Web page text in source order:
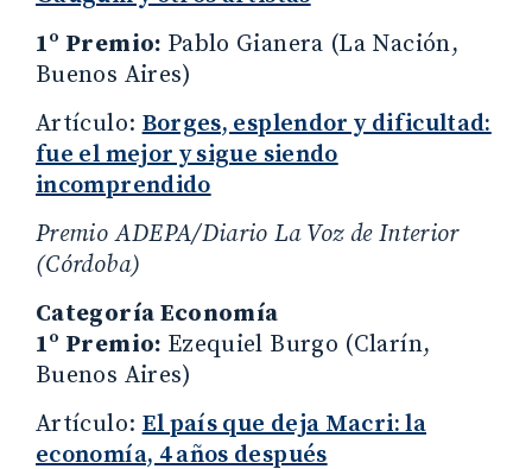
1º Premio: Pablo Gianera (La Nación,
Buenos Aires)
Artículo:Borges, esplendor y dificultad:
fue el mejor y sigue siendo
incomprendido
Premio ADEPA/Diario La Voz de Interior
(Córdoba)
Categoría Economía
1º Premio: Ezequiel Burgo (Clarín,
Buenos Aires)
Artículo:El país que deja Macri: la
economía, 4 años después